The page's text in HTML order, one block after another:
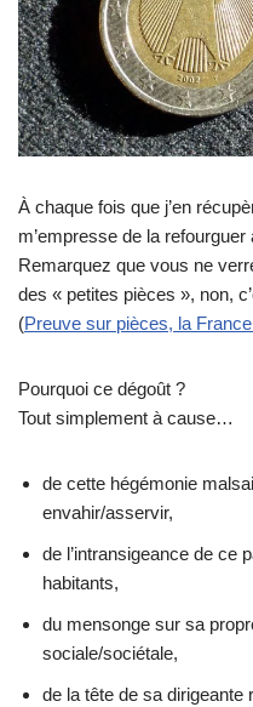
À chaque fois que j’en
m’empresse de la
Remarquez que vous ne
des « petites pièces », non,
(Preuve sur pièces, la
Pourquoi ce dégoût ?
Tout simplement à cause…
de cette hégémonie
envahir/asservir,
de l’intransigeance de ce
habitants,
du mensonge sur sa
sociale/sociétale,
de la tête de sa dirigeante